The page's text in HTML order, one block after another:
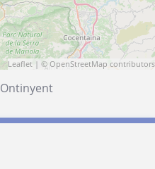
Leaflet | © OpenStreetMap contributors
Ontinyent